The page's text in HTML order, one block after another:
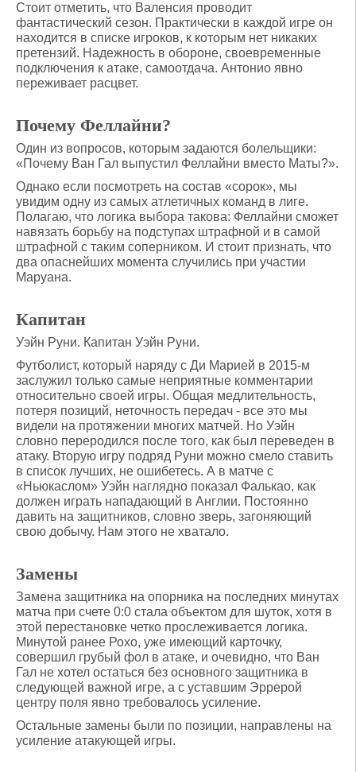
Стоит отметить, что Валенсия проводит
фантастический сезон. Практически в каждой игре он
находится в списке игроков, к которым нет никаких
претензий. Надежность в обороне, своевременные
подключения к атаке, самоотдача. Антонио явно
переживает расцвет.
Почему Феллайни?
Один из вопросов, которым задаются болельщики:
«Почему Ван Гал выпустил Феллайни вместо Маты?».
Однако если посмотреть на состав «сорок», мы
увидим одну из самых атлетичных команд в лиге.
Полагаю, что логика выбора такова: Феллайни сможет
навязать борьбу на подступах штрафной и в самой
штрафной с таким соперником. И стоит признать, что
два опаснейших момента случились при участии
Маруана.
Капитан
Уэйн Руни. Капитан Уэйн Руни.
Футболист, который наряду с Ди Марией в 2015-м
заслужил только самые неприятные комментарии
относительно своей игры. Общая медлительность,
потеря позиций, неточность передач - все это мы
видели на протяжении многих матчей. Но Уэйн
словно переродился после того, как был переведен в
атаку. Вторую игру подряд Руни можно смело ставить
в список лучших, не ошибетесь. А в матче с
«Ньюкаслом» Уэйн наглядно показал Фалькао, как
должен играть нападающий в Англии. Постоянно
давить на защитников, словно зверь, загоняющий
свою добычу. Нам этого не хватало.
Замены
Замена защитника на опорника на последних минутах
матча при счете 0:0 стала объектом для шуток, хотя в
этой перестановке четко прослеживается логика.
Минутой ранее Рохо, уже имеющий карточку,
совершил грубый фол в атаке, и очевидно, что Ван
Гал не хотел остаться без основного защитника в
следующей важной игре, а с уставшим Эррерой
центру поля явно требовалось усиление.
Остальные замены были по позиции, направлены на
усиление атакующей игры.